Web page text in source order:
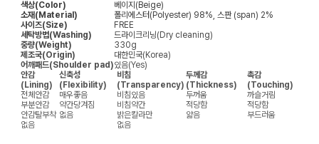
색상(Color)
베이지(Beige)
소재(Material)
폴리에스터(Polyester) 98%, 스판 (span) 2%
사이즈(Size)
FREE
세탁방법(Washing)
드라이크리닝(Dry cleaning)
중량(Weight)
330g
제조국(Origin)
대한민국(Korea)
어깨패드(Shoulder pad)있음(Yes)
안감
(Lining)
신축성
(Flexibility)
비침
(Transparency)
두께감
(Thickness)
촉감
(Touching)
전체안감
매우좋음 비침있음 두꺼움
까슬거림
부분안감
약간당겨짐 비침약간 적당함
적당함
안감탈부착 없음 밝은칼라만 얇음
부드러움
없음
없음